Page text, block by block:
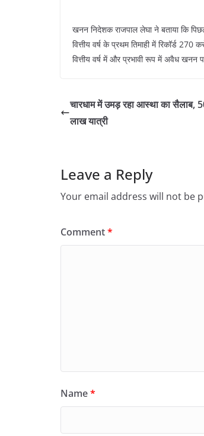
खनन निदेशक राजपाल लेघा ने बताया कि
वित्तीय वर्ष के प्रथम तिमाही में रिकॉर्ड 270
वित्तीय वर्ष में और प्रभावी रूप में अवैध खनन पर
चारधाम में उमड़ रहा आस्था का सैलाब,
लाख यात्री
Leave a Reply
Your email address will not be
Comment*
Name*